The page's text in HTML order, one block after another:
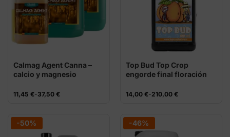
Calmag Agent Canna –
calcio y magnesio
11,45 €-37,50 €
Rango
de
11,45 €
hasta
37,50 €
Top Bud Top Crop
engorde final floración
14,00 €-210,00 €
Rango
14,00 €
hasta
210,00 €
-50% -46%